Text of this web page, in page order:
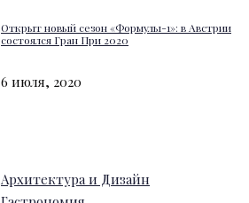
Открыт новый сезон «Формулы-1»: в Австрии
состоялся Гран При 2020
6 июля, 2020
Архитектура и Дизайн